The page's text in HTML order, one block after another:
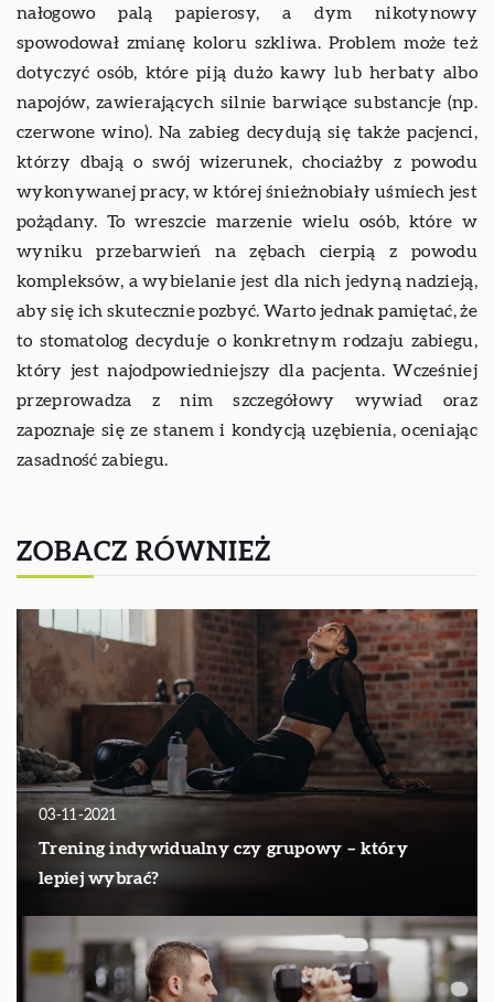
nałogowo palą papierosy, a dym nikotynowy
spowodował zmianę koloru szkliwa. Problem może też
dotyczyć osób, które piją dużo kawy lub herbaty albo
napojów, zawierających silnie barwiące substancje (np.
czerwone wino). Na zabieg decydują się także pacjenci,
którzy dbają o swój wizerunek, chociażby z powodu
wykonywanej pracy, w której śnieżnobiały uśmiech jest
pożądany. To wreszcie marzenie wielu osób, które w
wyniku przebarwień na zębach cierpią z powodu
kompleksów, a wybielanie jest dla nich jedyną nadzieją,
aby się ich skutecznie pozbyć. Warto jednak pamiętać, że
to stomatolog decyduje o konkretnym rodzaju zabiegu,
który jest najodpowiedniejszy dla pacjenta. Wcześniej
przeprowadza z nim szczegółowy wywiad oraz
zapoznaje się ze stanem i kondycją uzębienia, oceniając
zasadność zabiegu.
ZOBACZ RÓWNIEŻ
03-11-2021
Trening indywidualny czy grupowy – który
lepiej wybrać?